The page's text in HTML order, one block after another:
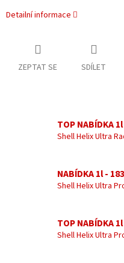
Detailní informace
ZEPTAT SE SDÍLET
TOP NABÍDKA
Shell Helix Ultra
NABÍDKA 1l -
Shell Helix Ultra
TOP NABÍDKA
Shell Helix Ultra